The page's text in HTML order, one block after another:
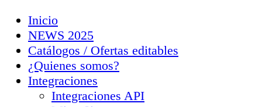
Inicio
NEWS 2025
Catálogos / Ofertas editables
¿Quienes somos?
Integraciones
Integraciones API